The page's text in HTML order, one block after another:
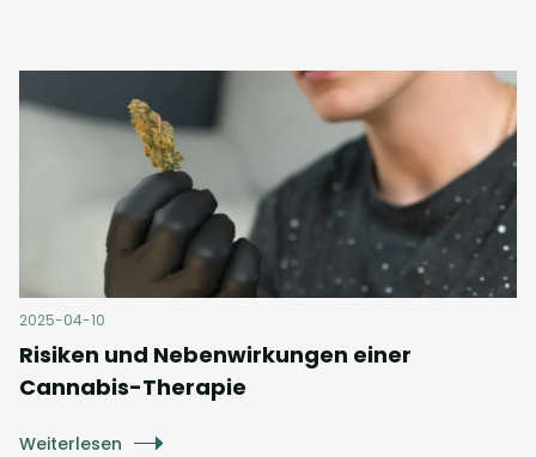
2025-04-10
Risiken und Nebenwirkungen einer
Cannabis-Therapie
Weiterlesen